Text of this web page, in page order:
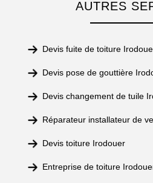
AUTRES
Devis fuite de toiture
Devis pose de gouttière
Devis changement de tuile
Réparateur installateur de
Devis toiture Irodouer
Entreprise de toiture